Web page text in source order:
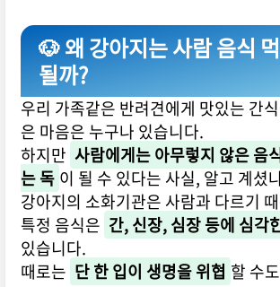
🐶 왜 강아지는 사람 음식
될까?
우리 가족같은 반려견에게 맛있는 간
은 마음은 누구나 있습니다.
하지만 사람에게는 아무렇지 않은 음
는 독 이 될 수 있다는 사실, 알고 계셨
강아지의 소화기관은 사람과 다르기
특정 음식은 간, 신장, 심장 등에 심각
있습니다.
때로는 단 한 입이 생명을 위협 할 수